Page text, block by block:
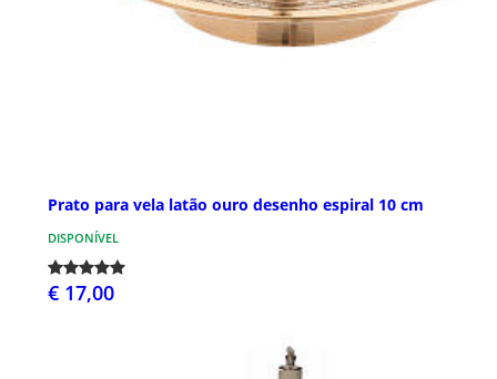
Prato para vela latão ouro desenho espiral 10 cm
DISPONÍVEL
€ 17,00